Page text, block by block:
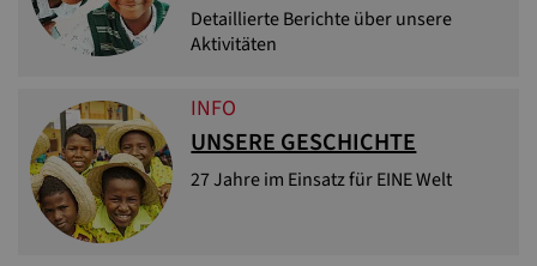
Detaillierte Berichte über unsere
Aktivitäten
INFO
UNSERE GESCHICHTE
27 Jahre im Einsatz für EINE Welt